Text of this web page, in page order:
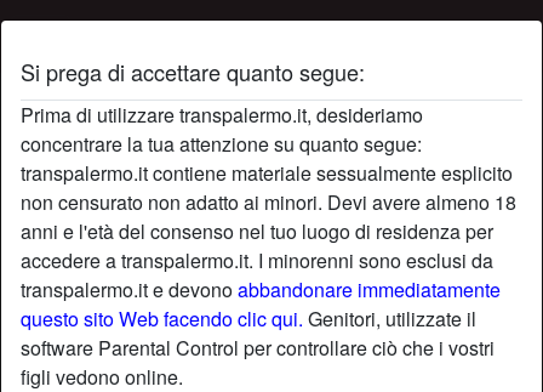
Si prega di accettare quanto segue:
Prima di utilizzare transpalermo.it, desideriamo
concentrare la tua attenzione su quanto segue:
transpalermo.it contiene materiale sessualmente esplicito
non censurato non adatto ai minori. Devi avere almeno 18
anni e l'età del consenso nel tuo luogo di residenza per
accedere a transpalermo.it. I minorenni sono esclusi da
transpalermo.it e devonoabbandonare immediatamente
questo sito Web facendo clic qui. Genitori, utilizzate il
software Parental Control per controllare ciò che i vostri
figli vedono online.
Profilo di corridrice